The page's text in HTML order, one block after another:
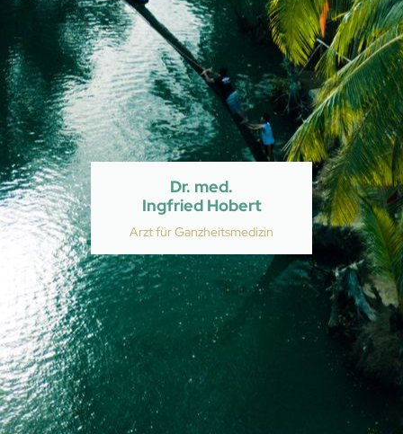
Dr. med.
Ingfried Hobert
Arzt für Ganzheitsmedizin